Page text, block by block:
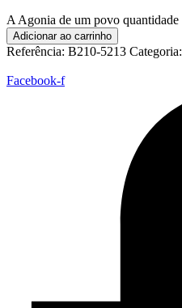
A Agonia de um povo quantidade
Adicionar ao carrinho
Referência: B210-5213 Categoria:
Facebook-f